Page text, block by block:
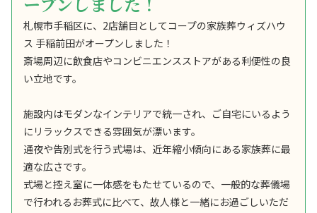
札幌市手稲区に、2店舗目としてコープの家族葬ウィズハウ
ス 手稲前田がオープンしました！
斎場周辺に飲食店やコンビニエンスストアがある利便性の良
い立地です。
施設内はモダンなインテリアで統一され、ご自宅にいるよう
にリラックスできる雰囲気が漂います。
通夜や告別式を行う式場は、近年縮小傾向にある家族葬に最
適な広さです。
式場と控え室に一体感をもたせているので、一般的な葬儀場
で行われるお葬式に比べて、故人様と一緒にお過ごしいただ